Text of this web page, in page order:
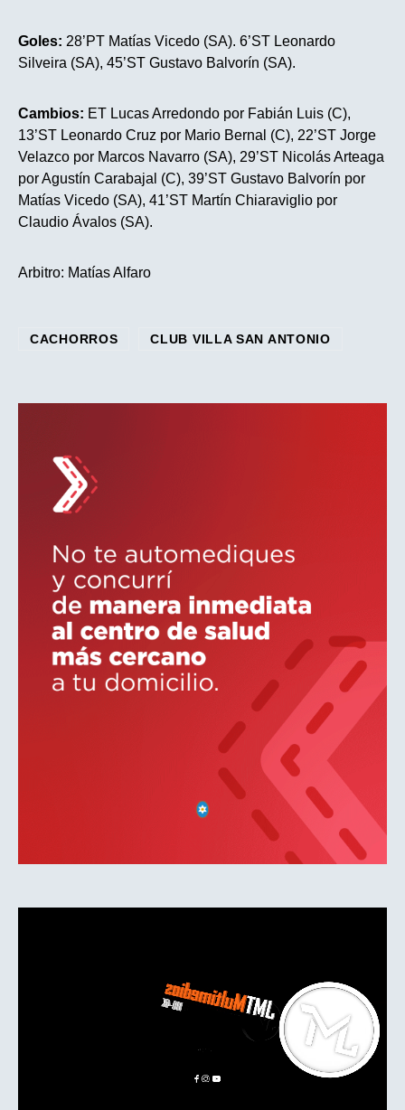
Goles: 28’PT Matías Vicedo (SA). 6’ST Leonardo
Silveira (SA), 45’ST Gustavo Balvorín (SA).
Cambios: ET Lucas Arredondo por Fabián Luis (C),
13’ST Leonardo Cruz por Mario Bernal (C), 22’ST Jorge
Velazco por Marcos Navarro (SA), 29’ST Nicolás Arteaga
por Agustín Carabajal (C), 39’ST Gustavo Balvorín por
Matías Vicedo (SA), 41’ST Martín Chiaraviglio por
Claudio Ávalos (SA).
Arbitro: Matías Alfaro
CACHORROS CLUB VILLA SAN ANTONIO